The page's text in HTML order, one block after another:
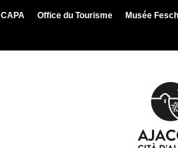
CAPA Office du Tourisme Musée Fesch